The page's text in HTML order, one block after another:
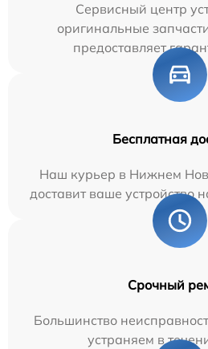
Сервисный центр
оригинальные
предоставляет
Бесплатная
Наш курьер в Нижнем
доставит ваше устройство
Срочный
Большинство
устраняем в